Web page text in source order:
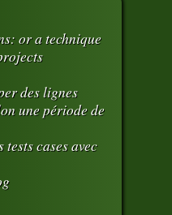
or a technique
des lignes
une période de
tests cases avec